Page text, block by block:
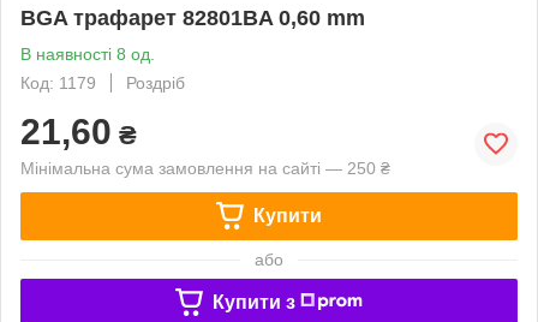
BGA трафарет 82801BA 0,60 mm
В наявності 8 од.
Код: 1179
Роздріб
21,60 ₴
Мінімальна сума замовлення на сайті — 250 ₴
Купити
або
Купити з